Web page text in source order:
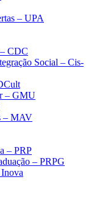
– UPA
CDC
Social – Cis-
– GMU
– MAV
– PRP
– PRPG